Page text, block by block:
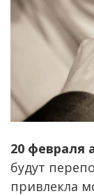
20 февраля
будут
привлекла